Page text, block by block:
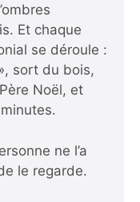
Et chaque
se déroule :
sort du bois,
Noël, et
ne l’a
le regarde.